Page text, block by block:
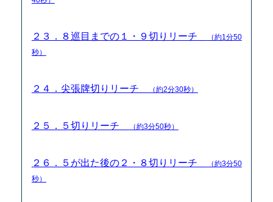
２３．８巡目までの１・９切りリーチ
（約1分50
秒）
２４．尖張牌切りリーチ （約2分30秒）
２５．５切りリーチ （約3分50秒）
２６．５が出た後の２・８切りリーチ
（約3分50
秒）